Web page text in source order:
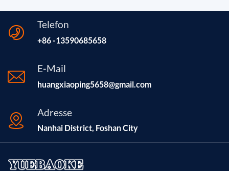
Telefon
+86 -13590685658
E-Mail
huangxiaoping5658@gmail.com
Adresse
Nanhai District, Foshan City